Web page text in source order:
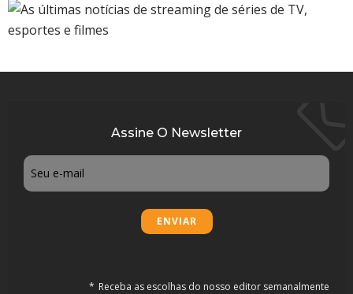
Assine O Newsletter
Email
Receba as escolhas do nosso editor semanalmente